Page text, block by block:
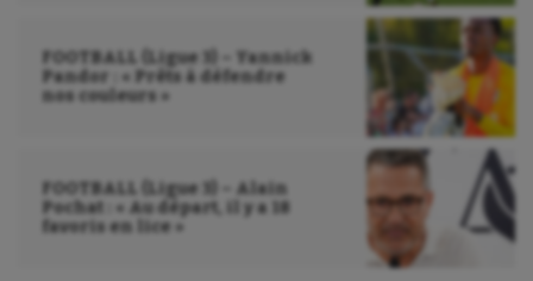
Roller-derby
Sport adapté
FOOTBALL (Ligue 3) – Yannick
Pandor : « Prêts à défendre
nos couleurs »
FOOTBALL (Ligue 3) – Alain
Pochat : « Au départ, il y a 18
favoris en lice »